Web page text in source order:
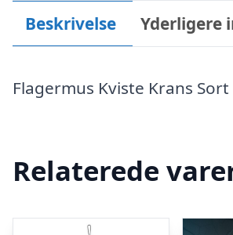
Beskrivelse Yderligere
Flagermus Kviste Krans Sort
Relaterede